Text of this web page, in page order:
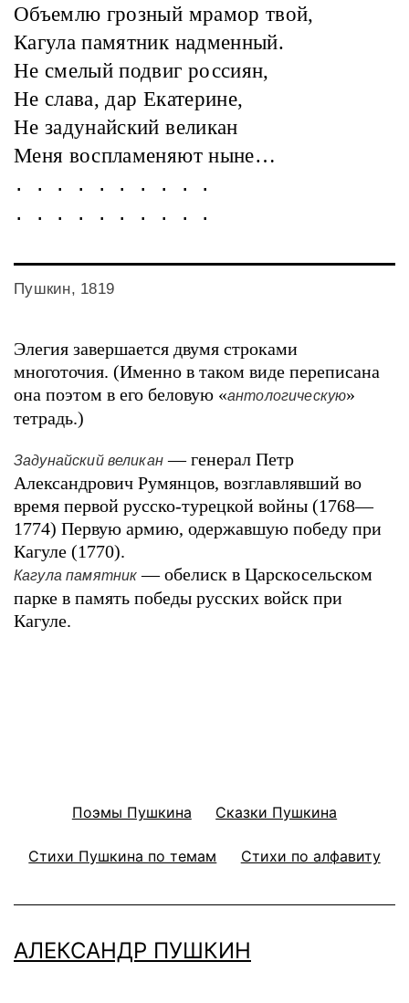
Объемлю грозный мрамор твой,
Кагула памятник надменный.
Не смелый подвиг россиян,
Не слава, дар Екатерине,
Не задунайский великан
Меня воспламеняют ныне…
. . . . . . . . . .
. . . . . . . . . .
Пушкин, 1819
Элегия завершается двумя строками
многоточия. (Именно в таком виде переписана
она поэтом в его беловую «антологическую»
тетрадь.)
Задунайский великан— генерал Петр
Александрович Румянцов, возглавлявший во
время первой русско-турецкой войны (1768—
1774) Первую армию, одержавшую победу при
Кагуле (1770).
Кагула памятник — обелиск в Царскосельском
парке в память победы русских войск при
Кагуле.
Поэмы Пушкина Сказки Пушкина
Стихи Пушкина по темам Стихи по алфавиту
АЛЕКСАНДР ПУШКИН